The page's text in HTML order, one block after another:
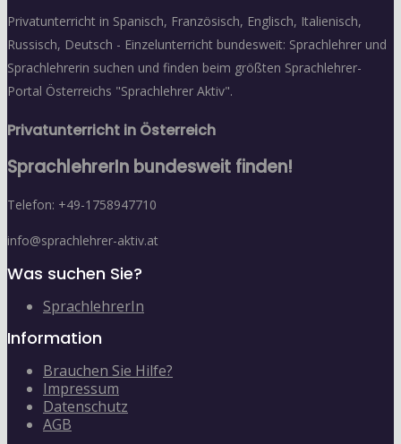
Privatunterricht in Spanisch, Französisch, Englisch, Italienisch,
Russisch, Deutsch - Einzelunterricht bundesweit: Sprachlehrer und
Sprachlehrerin suchen und finden beim größten Sprachlehrer-
Portal Österreichs "Sprachlehrer Aktiv".
Privatunterricht in Österreich
SprachlehrerIn bundesweit finden!
Telefon: +49-1758947710
info@sprachlehrer-aktiv.at
Was suchen Sie?
SprachlehrerIn
Information
Brauchen Sie Hilfe?
Impressum
Datenschutz
AGB